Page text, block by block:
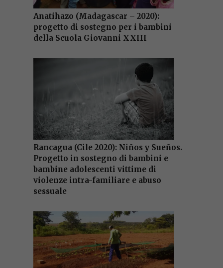
Anatihazo (Madagascar – 2020):
progetto di sostegno per i bambini
della Scuola Giovanni XXIII
Rancagua (Cile 2020): Niños y Sueños.
Progetto in sostegno di bambini e
bambine adolescenti vittime di
violenze intra-familiare e abuso
sessuale